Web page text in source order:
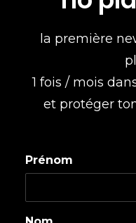
la première
1 fois / mois
et protéger
Prénom